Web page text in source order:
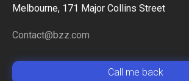
Melbourne, 171 Major Collins Street
Contact@bzz.com
Сall me back